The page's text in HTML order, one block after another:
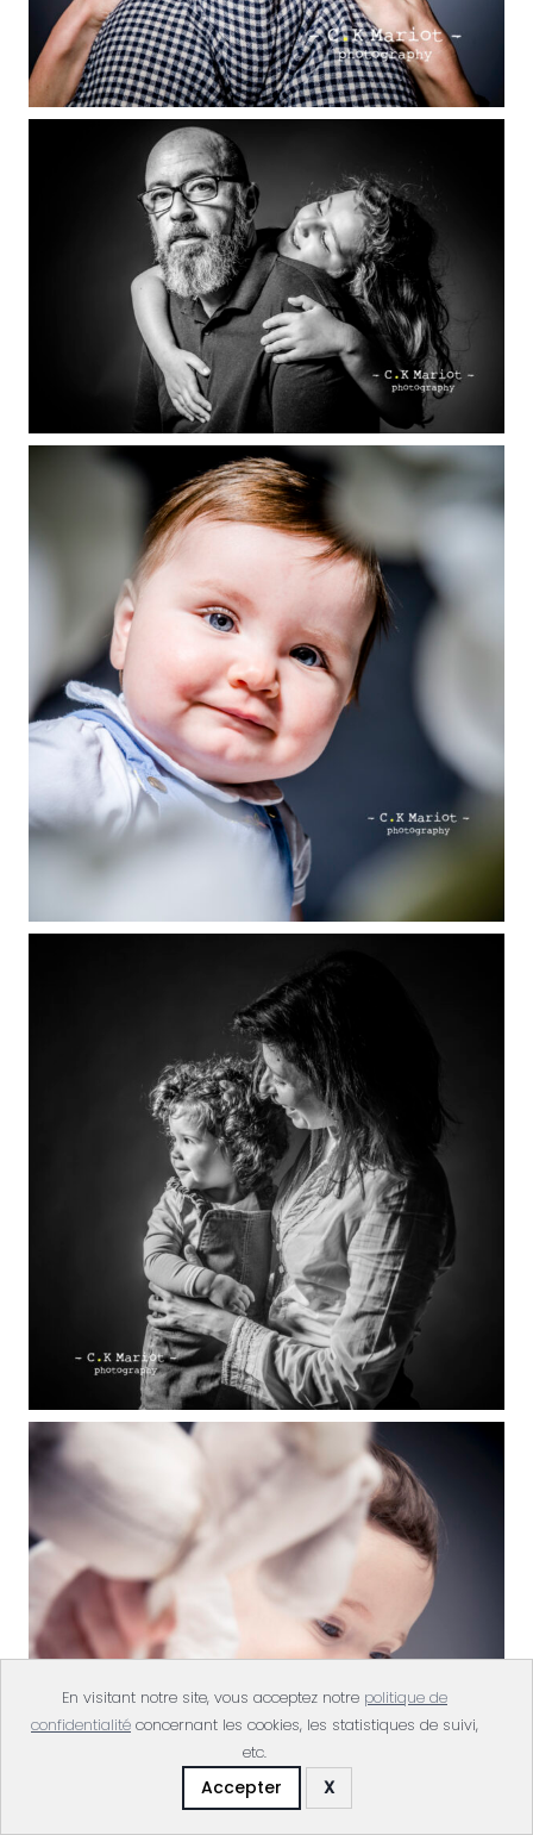
En visitant notre site, vous acceptez notre politique de
confidentialité concernant les cookies, les statistiques de suivi,
etc.
Accepter X